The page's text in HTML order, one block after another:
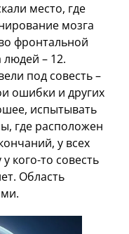
место, где
мозга
фронтальной
людей – 12.
под совесть –
ошибки и других
испытывать
где расположен
у всех
кого-то совесть
Область